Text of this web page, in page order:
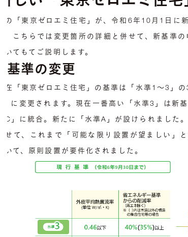
この「東京ゼロエミ住宅」が、令和6年10月1日に
す。こちらでは変更箇所の詳細と併せて、新基準
ついてもてご説明します。
基準の変更
現在「東京ゼロエミ住宅」の基準は「水準1～3」
A」に変更されます。現在一番高い「水準3」は新
準C」に統合。新たに「水準A」が設けられました。
併せて、これまで「可能な限り設置が望ましい」
ついて、原則設置が要件化されました。